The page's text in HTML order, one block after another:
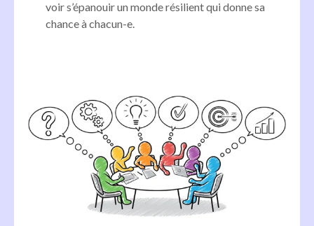
voir s’épanouir un monde résilient qui donne sa
chance à chacun-e.